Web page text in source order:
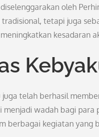
oleh
tetapi juga
kesadaran
juga telah berhasil
menjadi wadah bagi
berbagai kegiatan yang